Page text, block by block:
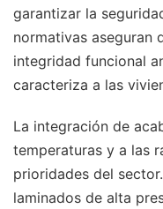
garantizar la
normativas aseguran
integridad funcional
caracteriza a las
La integración de
temperaturas y a las
prioridades del
laminados de alta